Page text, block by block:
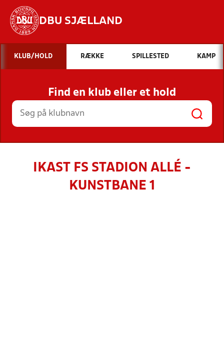
DBU SJÆLLAND
Hvad vil du søge efter?
INDHOLD OG NYHEDER
STILLINGER, RESULTATER, KLUBBER OG
HOLD
KLUB/HOLD RÆKKE SPILLESTED KAMP
Find en klub eller et hold
IKAST FS STADION ALLÉ -
KUNSTBANE 1